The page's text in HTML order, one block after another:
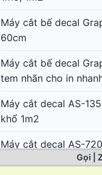
Gọi |
Máy cắt bế decal
60cm
Máy cắt bế decal
tem nhãn cho in
Máy cắt decal AS-
khổ 1m2
Máy cắt decal AS-